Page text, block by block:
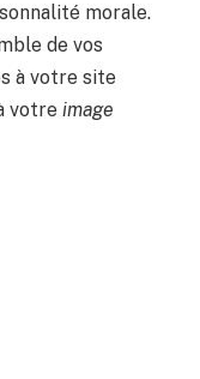
morale.
de vos
à votre site
votre image